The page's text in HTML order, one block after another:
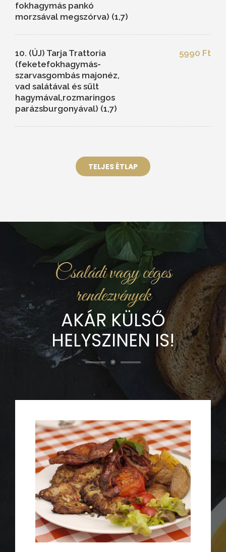
fokhagymás pankó
morzsával megszórva) (1,7)
10. (ÚJ) Tarja Trattoria
(feketefokhagymás-
szarvasgombás majonéz,
vad salátával és sült
hagymával,rozmaringos
parázsburgonyával) (1,7)
5990 Ft
TELJES ÉTLAP
Családi vagy céges
rendezvények
AKÁR KÜLSŐ
HELYSZINEN IS!